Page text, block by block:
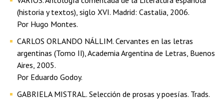
(historia y textos), siglo XVI. Madrid: Castalia, 2006.
Por Hugo Montes.
CARLOS ORLANDO NÁLLIM. Cervantes en las letras
argentinas (Tomo II), Academia Argentina de Letras, Buenos
Aires, 2005.
Por Eduardo Godoy.
GABRIELA MISTRAL. Selección de prosas y poesías. Trads.